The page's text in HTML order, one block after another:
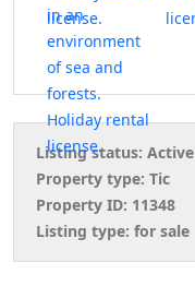
Listing status: Active
Property type: Tic
Property ID: 11348
Listing type: for sale